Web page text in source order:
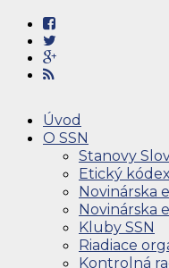
Úvod
O SSN
Stanovy
Etický
Novinárska
Novinárska
Kluby SSN
Riadiace
Kontrolná